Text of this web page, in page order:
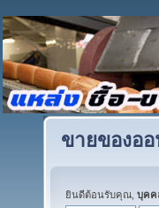
ขายของอ
ยินดีต้อนรับคุณ, บุคค